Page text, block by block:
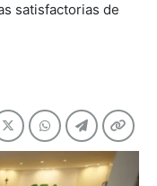
satisfactorias de